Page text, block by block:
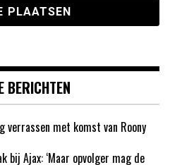
BERICHTEN
verrassen met komst van Roony
bij Ajax: ‘Maar opvolger mag de